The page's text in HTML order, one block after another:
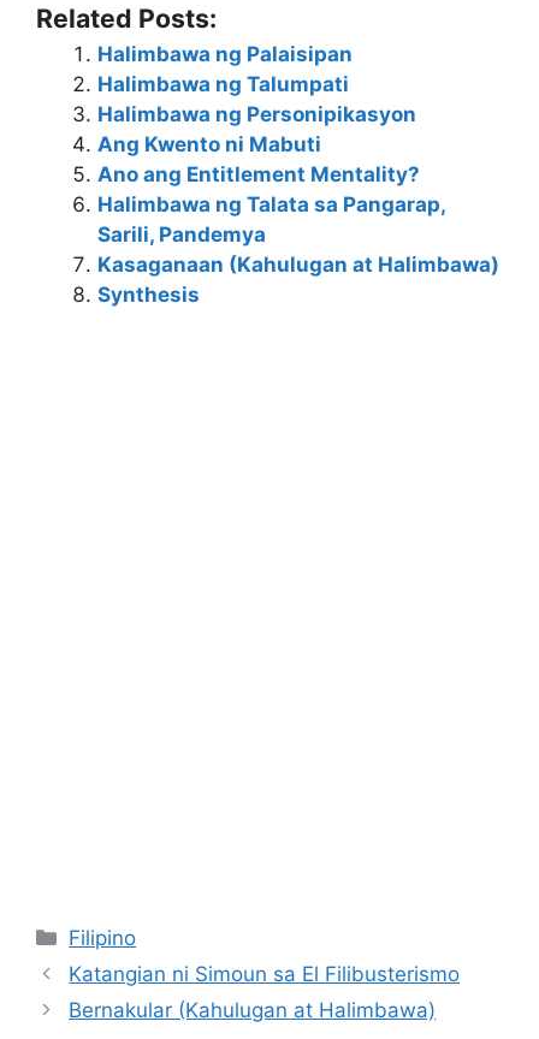
c
e
b
o
o
k
itt
er
s
s
e
n
g
er
ai
l
ar
e
Related Posts:
Halimbawa ng Palaisipan
Halimbawa ng Talumpati
Halimbawa ng Personipikasyon
Ang Kwento ni Mabuti
Ano ang Entitlement Mentality?
Halimbawa ng Talata sa Pangarap,
Sarili, Pandemya
Kasaganaan (Kahulugan at Halimbawa)
Synthesis
Categories
Filipino
Katangian ni Simoun sa El Filibusterismo
Bernakular (Kahulugan at Halimbawa)